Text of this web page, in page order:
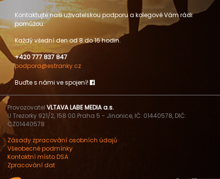
Kontaktujte naši uživatelskou podporu a kolegové Vám rádi
pomůžou.
Každý všední den od 8 do 16 hodin.
+420 777 837 847
podpora@estranky.cz
Buďte s námi ve spojení!
Provozovatel VLTAVA LABE MEDIA a.s.
U Trezorky 921/2, 158 00 Praha 5 - Jinonice, IČ: 01440578, DIČ:
CZ01440578
Zásady zpracování osobních údajů
Všeobecné podmínky
Kontaktní místo DSA
Zpracování dat